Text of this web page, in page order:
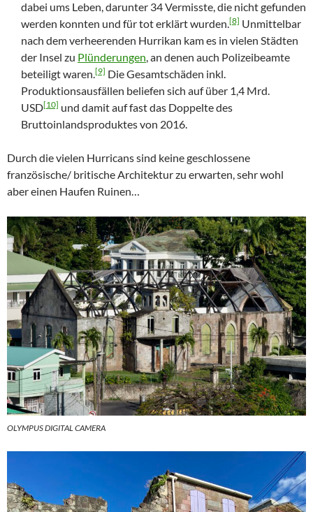
dabei ums Leben, darunter 34 Vermisste, die nicht gefunden
werden konnten und für tot erklärt wurden.[8] Unmittelbar
nach dem verheerenden Hurrikan kam es in vielen Städten
der Insel zu Plünderungen, an denen auch Polizeibeamte
beteiligt waren.[9] Die Gesamtschäden inkl.
Produktionsausfällen beliefen sich auf über 1,4 Mrd.
USD[10] und damit auf fast das Doppelte des
Bruttoinlandsproduktes von 2016.
Durch die vielen Hurricans sind keine geschlossene
französische/ britische Architektur zu erwarten, sehr wohl
aber einen Haufen Ruinen…
OLYMPUS DIGITAL CAMERA